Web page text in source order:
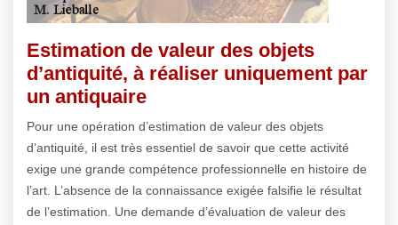
Estimation de valeur des objets
d’antiquité, à réaliser uniquement par
un antiquaire
Pour une opération d’estimation de valeur des objets
d’antiquité, il est très essentiel de savoir que cette activité
exige une grande compétence professionnelle en histoire de
l’art. L’absence de la connaissance exigée falsifie le résultat
de l’estimation. Une demande d’évaluation de valeur des